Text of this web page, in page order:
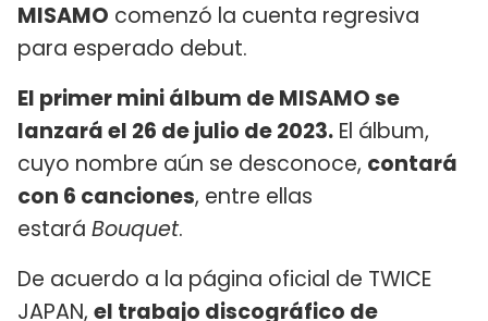
MISAMO comenzó la cuenta regresiva
para esperado debut.
El primer mini álbum de MISAMO se
lanzará el 26 de julio de 2023. El álbum,
cuyo nombre aún se desconoce, contará
con 6 canciones, entre ellas
estará Bouquet.
De acuerdo a la página oficial de TWICE
JAPAN, el trabajo discográfico de